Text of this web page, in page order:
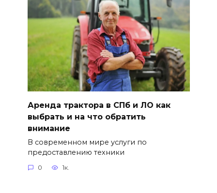
Аренда трактора в СПб и ЛО как
выбрать и на что обратить
внимание
В современном мире услуги по
предоставлению техники
0 1к.